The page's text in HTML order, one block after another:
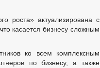
роста» актуализирована с
касается бизнесу сложным
ко всем комплексным
по бизнесу, а также